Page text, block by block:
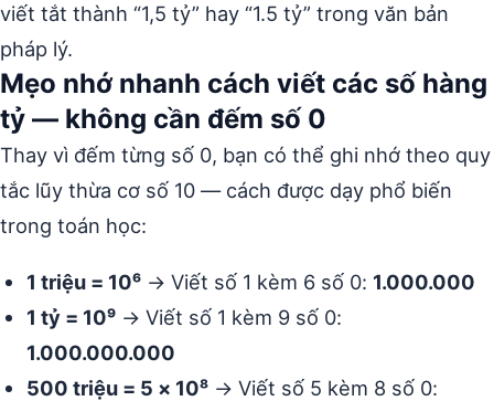
viết tắt thành “1,5 tỷ” hay “1.5 tỷ” trong văn bản
pháp lý.
Mẹo nhớ nhanh cách viết các số hàng
tỷ — không cần đếm số 0
Thay vì đếm từng số 0, bạn có thể ghi nhớ theo quy
tắc lũy thừa cơ số 10 — cách được dạy phổ biến
trong toán học:
1 triệu = 10⁶ → Viết số 1 kèm 6 số 0: 1.000.000
1 tỷ = 10⁹ → Viết số 1 kèm 9 số 0:
1.000.000.000
500 triệu = 5 × 10⁸ → Viết số 5 kèm 8 số 0: